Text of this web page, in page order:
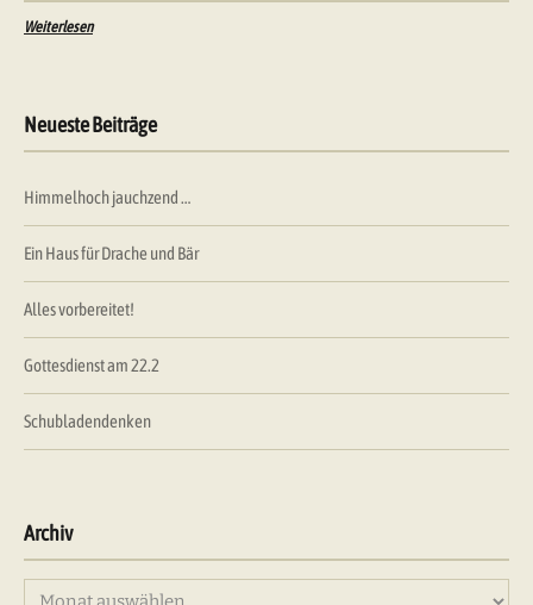
Weiterlesen
Neueste Beiträge
Himmelhoch jauchzend …
Ein Haus für Drache und Bär
Alles vorbereitet!
Gottesdienst am 22.2
Schubladendenken
Archiv
Archiv